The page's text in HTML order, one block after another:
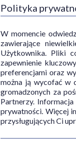
Polityka
W momencie
zawierające
Użytkownika. Pliki
zapewnienie
preferencjami oraz
można ją wycofać w
gromadzonych za
Partnerzy.
prywatności. Więcej
przysługujących Ci